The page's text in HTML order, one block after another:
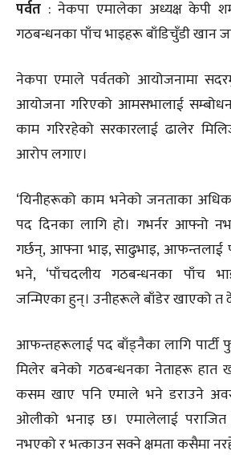
पर्वत : नेकपा एमालेका अध्यक्ष केपी
गठबन्धनका पाँच भाइहरू बाँडिचुँडी खान
नेकपा एमाले पर्वतको आयोजनामा
आयोजना गरिएको आमसभालाई
काम गरिरहेको सरकारलाई ढालेर
आरोप लगाए।
‘यिनीहरूको काम भनेको जनताका
पद दिनका लागि हो। गभर्नर आफ्नो
गर्छन्, आफ्ना भाइ, साढुभाइ,
भने, ‘पाँचदलीय गठबन्धनका पाँच
जन्मिएका हुन्। उनीहरूले बाँडेर खाएको त
आफन्तहरूलाई पद बाँड्नैका लागि
मिलेर बनेको गठबन्धनका नेताहरू हात
कसम खाए पनि एमाले भने डराउने
ओलीको भनाइ छ। एमालेलाई पराजित
नभएको र भत्काउन सक्ने क्षमता कसैमा